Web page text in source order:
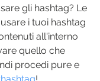
gli hashtag? Le
i tuoi hashtag
all'interno
quello che
procedi pure e
!